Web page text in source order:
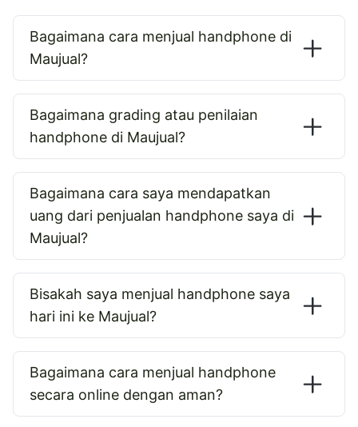
Bagaimana cara menjual handphone di
Maujual?
Bagaimana grading atau penilaian
handphone di Maujual?
Bagaimana cara saya mendapatkan
uang dari penjualan handphone saya di
Maujual?
Bisakah saya menjual handphone saya
hari ini ke Maujual?
Bagaimana cara menjual handphone
secara online dengan aman?